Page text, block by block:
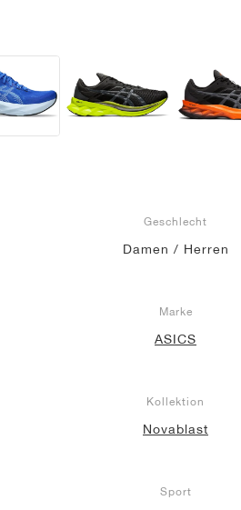
Geschlecht
Damen / Herren
Marke
ASICS
Kollektion
Novablast
Sport